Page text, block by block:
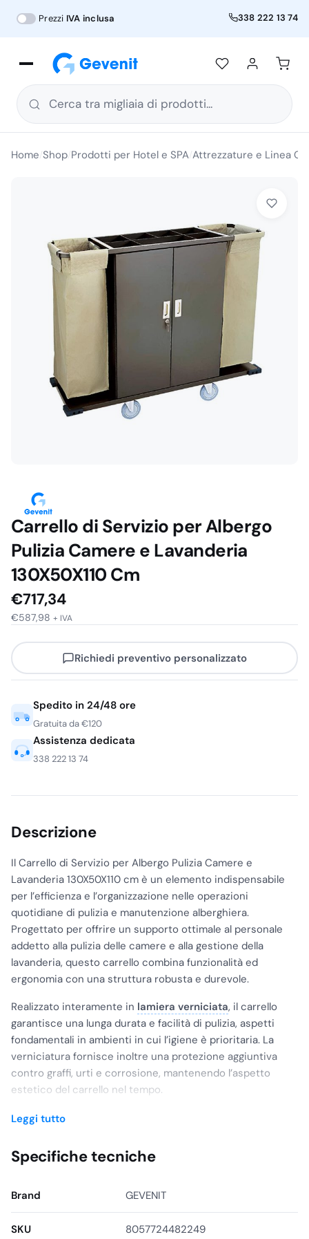
Prezzi IVA inclusa 338 222 13 74
Cerca tra migliaia di prodotti...
Home Shop Prodotti per Hotel e SPA Attrezzature e Linea
Carrello di Servizio per Albergo
Pulizia Camere e Lavanderia
130X50X110 Cm
€717,34
€587,98 + IVA
Richiedi preventivo personalizzato
Spedito in 24/48 ore
Gratuita da €120
Assistenza dedicata
338 222 13 74
Descrizione
Il Carrello di Servizio per Albergo Pulizia Camere e
Lavanderia 130X50X110 cm è un elemento indispensabile
per l’efficienza e l’organizzazione nelle operazioni
quotidiane di pulizia e manutenzione alberghiera.
Progettato per offrire un supporto ottimale al personale
addetto alla pulizia delle camere e alla gestione della
lavanderia, questo carrello combina funzionalità ed
ergonomia con una struttura robusta e durevole.
Realizzato interamente in lamiera verniciata, il carrello
garantisce una lunga durata e facilità di pulizia, aspetti
fondamentali in ambienti in cui l’igiene è prioritaria. La
verniciatura fornisce inoltre una protezione aggiuntiva
contro graffi, urti e corrosione, mantenendo l’aspetto
estetico del carrello nel tempo.
Un’importante caratteristica di questo carrello è la
intelligente per prevenire danni ai muri e agli arredi
dell’albergo durante gli spostamenti.
Con una capacità di servizio di pulizia efficiente per 10-15
stanze, il carrello è ampiamente sufficiente per supportare
il personale nel mantenimento di una pulizia quotidiana
Leggi tutto
Specifiche tecniche
Brand GEVENIT
SKU 8057724482249